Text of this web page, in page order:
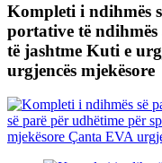
Kompleti i ndihmës
portative të ndihmës
të jashtme Kuti e
urgjencës mjekësore